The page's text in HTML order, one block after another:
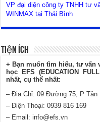
VP đại diện công ty TNHH tư
WINMAX tại Thái Bình
Tiện Ích
+ Bạn muốn tìm hiểu, tư vấn
học EFS (EDUCATION
nhất, cụ thể nhất:
– Địa Chỉ: 09 Đường 75, P Tân
– Điện Thoại: 0939 816 169
– Email:info@efs.vn